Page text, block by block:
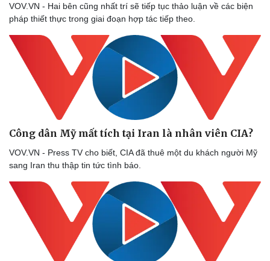
VOV.VN - Hai bên cũng nhất trí sẽ tiếp tục thảo luận về các biện
pháp thiết thực trong giai đoạn hợp tác tiếp theo.
Công dân Mỹ mất tích tại Iran là nhân viên CIA?
VOV.VN - Press TV cho biết, CIA đã thuê một du khách người Mỹ
sang Iran thu thập tin tức tình báo.